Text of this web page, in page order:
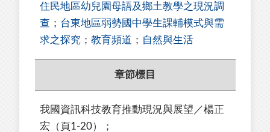
住民地區幼兒園母語及鄉土教學之現況調
查 ； 台東地區弱勢國中學生課輔模式與需
求之探究 ； 教育頻道 ； 自然與生活
章節標目
我國資訊科技教育推動現況與展望／楊正
宏（頁1-20）；